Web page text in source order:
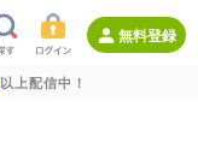
無料登録
以上配信中！